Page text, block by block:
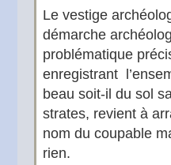
Le vestige
démarche
problématique
enregistrant
beau soit-il du sol
strates, revient à
nom du coupable
rien.